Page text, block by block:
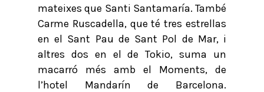
mateixes que Santi Santamaría. També
Carme Ruscadella, que té tres estrellas
en el Sant Pau de Sant Pol de Mar, i
altres dos en el de Tokio, suma un
macarró més amb el Moments, de
l’hotel Mandarín de Barcelona.